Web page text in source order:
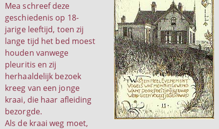
Mea schreef deze
geschiedenis op 18-
jarige leeftijd, toen zij
lange tijd het bed moest
houden vanwege
pleuritis en zij
herhaaldelijk bezoek
kreeg van een jonge
kraai, die haar afleiding
bezorgde.
Als de kraai weg moet,